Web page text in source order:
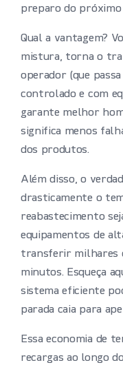
preparo do próximo
Qual a vantagem?
mistura, torna o
operador (que
controlado e com
garante melhor
significa menos
dos produtos.
Além disso, o
drasticamente o
reabastecimento
equipamentos de
transferir milhares
minutos. Esqueça
sistema eficiente
parada caia para
Essa economia de
recargas ao longo